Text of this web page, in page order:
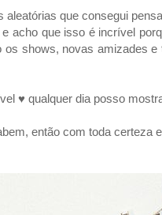
que consegui
acho que isso é incrível
shows, novas amizades
♥ qualquer dia posso
então com toda certeza